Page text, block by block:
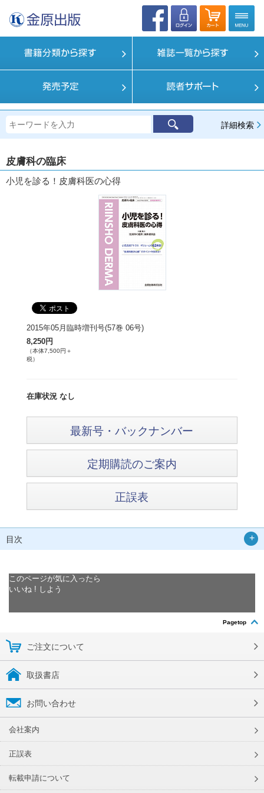
詳細検索
皮膚科の臨床
小児を診る！皮膚科医の心得
2015年05月臨時増刊号(57巻 06号)
8,250円
（本体7,500円＋
税）
在庫状況 なし
最新号・バックナンバー
定期購読のご案内
正誤表
目次
このページが気に入ったら
いいね ! しよう
Pagetop
ご注文について
取扱書店
お問い合わせ
会社案内
正誤表
転載申請について